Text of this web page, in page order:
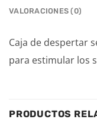
VALORACIONES (0)
Caja de despertar
para estimular los
PRODUCTOS